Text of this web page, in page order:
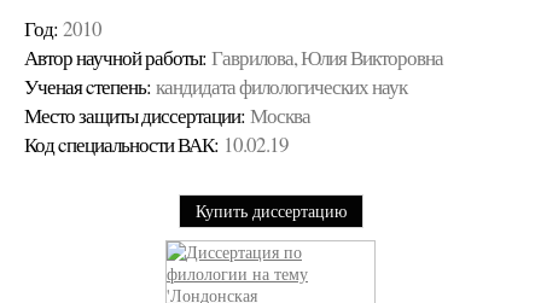
Год: 2010
Автор научной работы: Гаврилова, Юлия Викторовна
Ученая cтепень: кандидата филологических наук
Место защиты диссертации: Москва
Код cпециальности ВАК: 10.02.19
Купить диссертацию